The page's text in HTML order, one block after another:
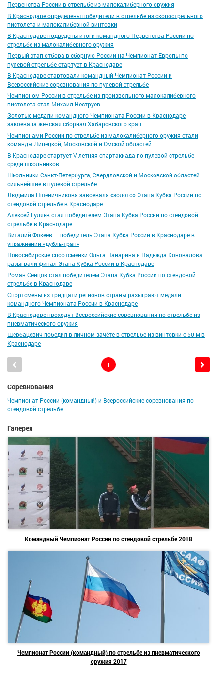
Первенства России в стрельбе из малокалиберного оружия
В Краснодаре определены победители в стрельбе из скорострельного
пистолета и малокалиберной винтовки
В Краснодаре подведены итоги командного Первенства России по
стрельбе из малокалиберного оружия
Первый этап отбора в сборную России на Чемпионат Европы по
пулевой стрельбе стартует в Краснодаре
В Краснодаре стартовали командный Чемпионат России и
Всероссийские соревнования по пулевой стрельбе
Чемпионом России в стрельбе из произвольного малокалиберного
пистолета cтал Михаил Неструев
Золотые медали командного Чемпионата России в Краснодаре
завоевала женская сборная Хабаровского края
Чемпионами России по стрельбе из малокалиберного оружия стали
команды Липецкой, Московской и Омской областей
В Краснодаре стартует V летняя спартакиада по пулевой стрельбе
среди школьников
Школьники Санкт-Петербурга, Свердловской и Московской областей –
сильнейшие в пулевой стрельбе
Людмила Пшеничникова завоевала «золото» Этапа Кубка России по
стендовой стрельбе в Краснодаре
Алексей Гуляев стал победителем Этапа Кубка России по стендовой
стрельбе в Краснодаре
Виталий Фокеев — победитель Этапа Кубка России в Краснодаре в
упражнении «дубль-трап»
Новосибирские спортсменки Ольга Панарина и Надежда Коновалова
разыграли финал Этапа Кубка России в Краснодаре
Роман Сенцов стал победителем Этапа Кубка России по стендовой
стрельбе в Краснодаре
Спортсмены из тридцати регионов страны разыграют медали
командного Чемпионата России в Краснодаре
В Краснодаре проходят Всероссийские соревнования по стрельбе из
пневматического оружия
Щербацевич победил в личном зачёте в стрельбе из винтовки с 50 м в
Краснодаре
1
Соревнования
Чемпионат России (командный) и Всероссийские соревнования по
стендовой стрельбе
Галерея
Командный Чемпионат России по стендовой стрельбе 2018
Чемпионат России (командный) по стрельбе из пневматического
оружия 2017